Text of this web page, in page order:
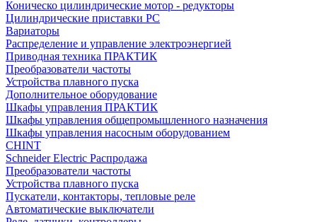
Коническо цилиндрические мотор - редукторы
Цилиндрические приставки PC
Вариаторы
Распределение и управление электроэнергией
Приводная техника ПРАКТИК
Преобразователи частоты
Устройства плавного пуска
Дополнительное оборудование
Шкафы управления ПРАКТИК
Шкафы управления общепромышленного назначения
Шкафы управления насосным оборудованием
CHINT
Schneider Electric Распродажа
Преобразователи частоты
Устройства плавного пуска
Пускатели, контакторы, тепловые реле
Автоматические выключатели